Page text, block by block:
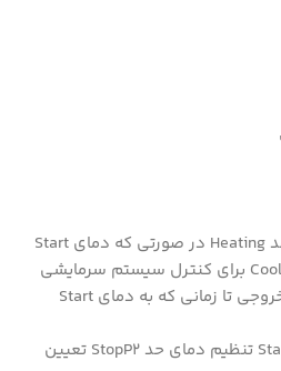
از دمای Stop کمتر باشد. مد Cooling در صورتی که دمای Stop کمتر از دمای Start باشد. مد Cooling برای کنترل یک هیتر و مد Cooling برای کنترل سیستم سرمایشی
کاربرد دارد. به عنوان مثال دمای Start برابر با 10 و دمای Stopبرابر با 30 باشد مد Heating می باشد و با گذشتن دما از دمای Stop خروجی تا زمانی که به دمای Start
تنظیم پارامترهابا زدن جهت بالا دمای Start و با زدن جهت پایین دمای Stop تنظیم شده نمایش داده می شود.P0 تنظیم دمای StartP1 تنظیم دمای حد StopP2 تعیین